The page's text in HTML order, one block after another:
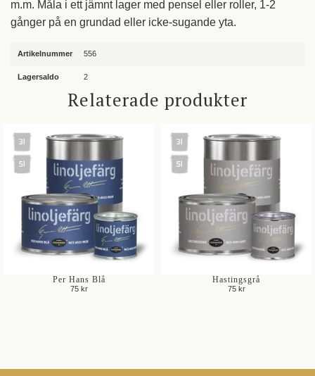
m.m. Måla i ett jämnt lager med pensel eller roller, 1-2
gånger på en grundad eller icke-sugande yta.
Artikelnummer 556
Lagersaldo 2
Relaterade produkter
Per Hans Blå
75 kr
Hastingsgrå
75 kr